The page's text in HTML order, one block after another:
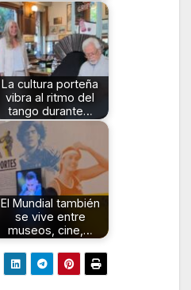
La cultura porteña
vibra al ritmo del
tango durante…
El Mundial también
se vive entre
museos, cine,…